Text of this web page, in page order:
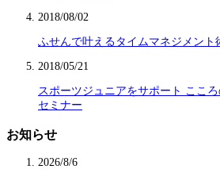
2018/08/02
ふせんで叶えるタイムマネジメント
2018/05/21
スポーツジュニアをサポート ここ
セミナー
お知らせ
2026/8/6